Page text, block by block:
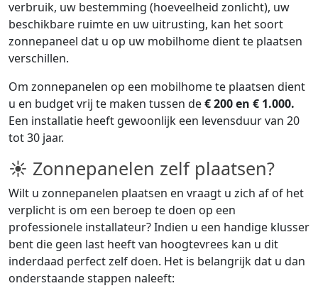
verbruik, uw bestemming (hoeveelheid zonlicht), uw
beschikbare ruimte en uw uitrusting, kan het soort
zonnepaneel dat u op uw mobilhome dient te plaatsen
verschillen.
Om zonnepanelen op een mobilhome te plaatsen dient
u en budget vrij te maken tussen de€ 200 en € 1.000.
Een installatie heeft gewoonlijk een levensduur van 20
tot 30 jaar.
☀ Zonnepanelen zelf plaatsen?
Wilt u zonnepanelen plaatsen en vraagt u zich af of het
verplicht is om een beroep te doen op een
professionele installateur? Indien u een handige klusser
bent die geen last heeft van hoogtevrees kan u dit
inderdaad perfect zelf doen. Het is belangrijk dat u dan
onderstaande stappen naleeft: